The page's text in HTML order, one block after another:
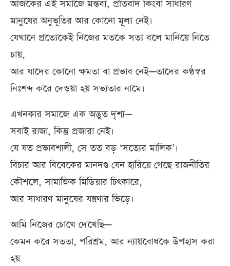
আজকের এই সমাজে মন্তব্য, প্রতিবাদ কিংবা সাধারণ
মানুষের অনুভূতির আর কোনো মূল্য নেই।
যেখানে প্রত্যেকেই নিজের মতকে সত্য বলে মানিয়ে নিতে
চায়,
আর যাদের কোনো ক্ষমতা বা প্রভাব নেই—তাদের কণ্ঠস্বর
নিঃশব্দ করে দেওয়া হয় সভ্যতার নামে।
এখনকার সমাজে এক অদ্ভুত দৃশ্য—
সবাই রাজা, কিন্তু প্রজারা নেই।
যে যত প্রভাবশালী, সে তত বড় ‘সত্যের মালিক’।
বিচার আর বিবেকের মানদণ্ড যেন হারিয়ে গেছে রাজনীতির
কৌশলে, সামাজিক মিডিয়ার চিৎকারে,
আর সাধারণ মানুষের যন্ত্রণার ভিড়ে।
আমি নিজের চোখে দেখেছি—
কেমন করে সততা, পরিশ্রম, আর ন্যায়বোধকে উপহাস করা
হয়